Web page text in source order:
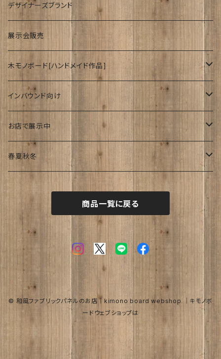
絹
波
デザイナーズブランド
展示会販売
木モノボード[ハンドメイド作品]
ゆーかり
リース
おぶじぇ
ドッグウェアー
キモノ
帯
フーケ｜上着
インバウンド向け
海外
Japanese style
お店で展示中
リ・マテリアルさん
join lotus coffee さん
たまゆらさん
春夏秋冬
春
海
トロピカル
オリーブ
商品一覧に戻る
© 和風ファブリックパネルのお店｜kimono board webshop ｜キモノボ
ードウェブショップは